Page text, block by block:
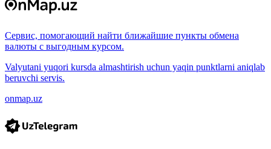
Сервис, помогающий найти ближайшие пункты обмена
валюты с выгодным курсом.
Valyutani yuqori kursda almashtirish uchun yaqin punktlarni aniqlab
beruvchi servis.
onmap.uz